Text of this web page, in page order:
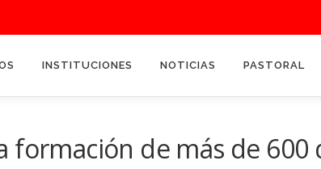
INSTITUCIONES NOTICIAS PASTORAL
formación de más de 600